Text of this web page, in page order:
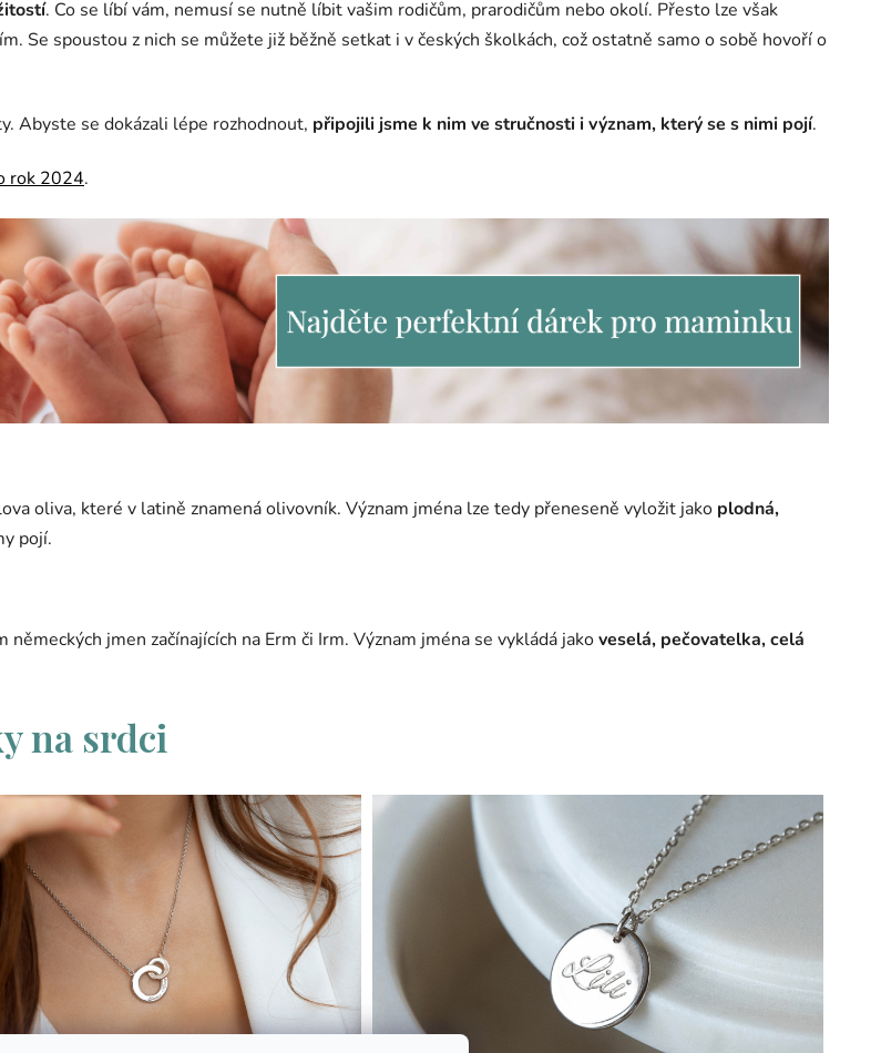
. Co se líbí vám, nemusí se nutně líbit vašim rodičům, prarodičům nebo okolí. Přesto lze však
Se spoustou z nich se můžete již běžně setkat i v českých školkách, což ostatně samo o sobě hovoří o
Abyste se dokázali lépe rozhodnout, připojili jsme k nim ve stručnosti i význam, který se s nimi pojí.
rok 2024.
oliva, které v latině znamená olivovník. Význam jména lze tedy přeneseně vyložit jako plodná,
pojí.
jmen začínajících na Erm či Irm. Význam jména se vykládá jakoveselá, pečovatelka, celá
na srdci